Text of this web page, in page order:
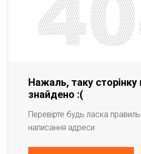
Нажаль, таку сторінку
знайдено :(
Перевірте будь ласка
написання адреси